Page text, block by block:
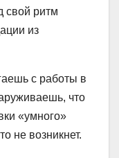
свой ритм
из
с работы в
что
«умного»
не возникнет.